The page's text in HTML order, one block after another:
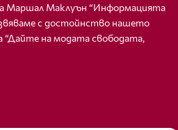
Маршал Маклуън “Информацията
с достойнство нашето
“Дайте на модата свободата,